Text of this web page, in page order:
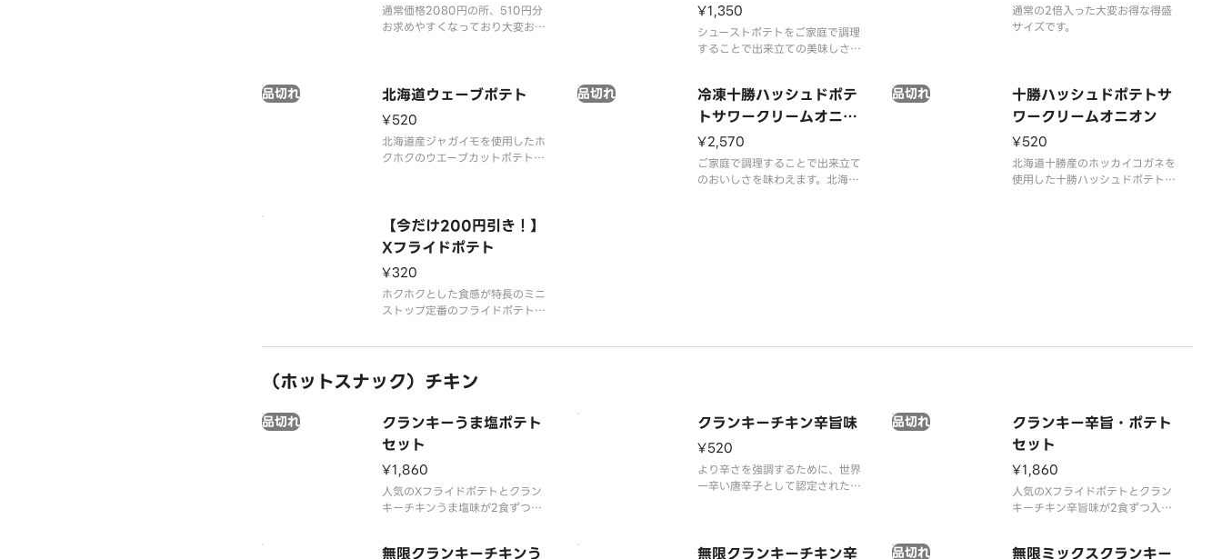
通常価格2080円の所、510円分
お求めやすくなっており大変お得
て販売しております。
¥1,350
シューストポテトをご家庭で調理
することで出来立ての美味しさが
ご家庭での調理方法はパッケージ
に記載されております。
通常の2倍入った大変お得な得盛
サイズです。
北海道ウェーブポテト
品切れ
¥520
北海道産ジャガイモを使用したホ
クホクのウエーブカットポテトで
冷凍十勝ハッシュドポテ
トサワークリームオニオ
ン風味1KG
品切れ
¥2,570
ご家庭で調理することで出来立て
のおいしさを味わえます。北海道
十勝ハッシュドポテトサ
ワークリームオニオン
品切れ
¥520
北海道十勝産のホッカイコガネを
使用した十勝ハッシュドポテトに
【今だけ200円引き！】
Xフライドポテト
¥320
ホクホクとした食感が特長のミニ
ストップ定番のフライドポテト。
しております。
（ホットスナック）チキン
クランキーうま塩ポテト
セット
品切れ
¥1,860
人気のXフライドポテトとクラン
キーチキンうま塩味が2食ずつ入
クランキーチキン辛旨味
¥520
より辛さを強調するために、世界
一辛い唐辛子として認定された
い物好きの方にも支持される味付
クランキー辛旨・ポテト
セット
品切れ
¥1,860
人気のXフライドポテトとクラン
キーチキン辛旨味が2食ずつ入っ
無限クランキーチキンう
無限クランキーチキン辛
無限ミックスクランキー
品切れ